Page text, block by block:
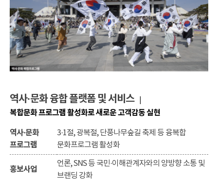
역사·문화 융합 플랫폼 및 서비스
복합문화 프로그램 활성화로 새로운 고객감동 실현
역사·문화
프로그램
3·1절, 광복절, 단풍나무숲길 축제 등 융복합
문화프로그램 활성화
홍보사업
언론, SNS 등 국민·이해관계자와의 양방향 소통 및
브랜딩 강화